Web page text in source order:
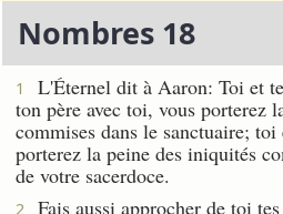
Nombres 18
1
L'Éternel dit à Aaron: Toi et
ton père avec toi, vous porterez
commises dans le sanctuaire;
porterez la peine des iniquités
de votre sacerdoce.
2
Fais aussi approcher de toi